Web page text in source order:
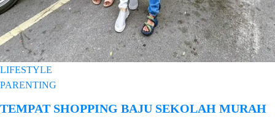
LIFESTYLE
PARENTING
TEMPAT SHOPPING BAJU SEKOLAH MURAH